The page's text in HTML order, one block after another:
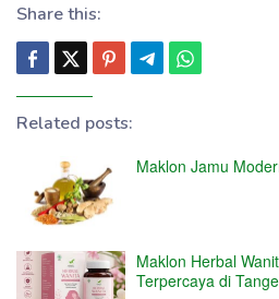
Share this:
Related posts:
Maklon Jamu
Maklon Herbal
Terpercaya di